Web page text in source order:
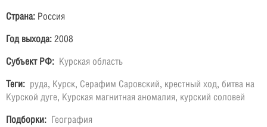
Страна: Россия
Год выхода: 2008
Субъект РФ: Курская область
Теги: руда, Курск, Серафим Саровский, крестный ход, битва на
Курской дуге, Курская магнитная аномалия, курский соловей
Подборки: География